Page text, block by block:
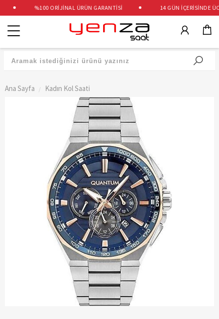
%100 ORİJİNAL ÜRÜN GARANTİSİ 14 GÜN İÇERİSİNDE
Kategoriler
Ana Sayfa Kadın Kol Saati